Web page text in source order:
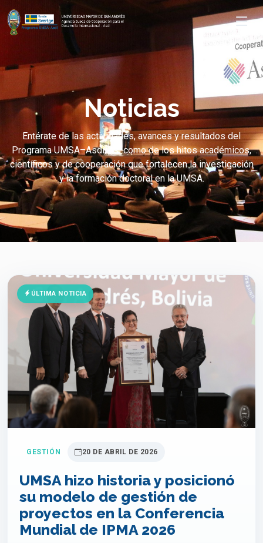
Noticias
Entérate de las actividades, avances y resultados del
Programa UMSA–Asdi, así como de los hitos académicos,
científicos y de cooperación que fortalecen la investigación
y la formación doctoral en la UMSA.
ÚLTIMA NOTICIA
GESTIÓN 20 DE ABRIL DE 2026
UMSA hizo historia y posicionó
su modelo de gestión de
proyectos en la Conferencia
Mundial de IPMA 2026